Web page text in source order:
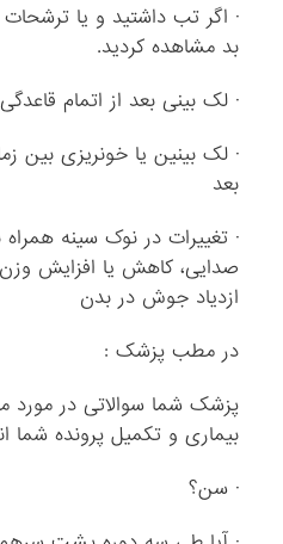
· اگر تب داشتید و یا
بد مشاهده کردید.
· لک بینی بعد از اتمام قاعدگی
· لک بینین یا خونریزی بین
بعد
· تغییرات در نوک سینه همراه
صدایی، کاهش یا افزایش
ازدیاد جوش در بدن
در مطب پزشک :
پزشک شما سوالاتی در
بیماری و تکمیل پرونده شما
· سن؟